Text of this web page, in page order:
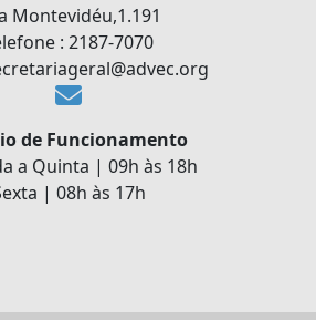
Montevidéu,1.191
: 2187-7070
de Funcionamento
a Quinta | 09h às 18h
| 08h às 17h